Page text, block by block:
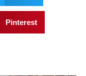
Pinterest